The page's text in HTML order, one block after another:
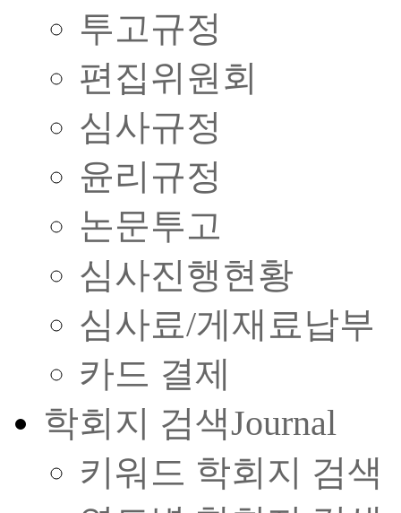
투고규정
편집위원회
심사규정
윤리규정
논문투고
심사진행현황
심사료/게재료납부
카드 결제
학회지 검색Journal
키워드 학회지 검색